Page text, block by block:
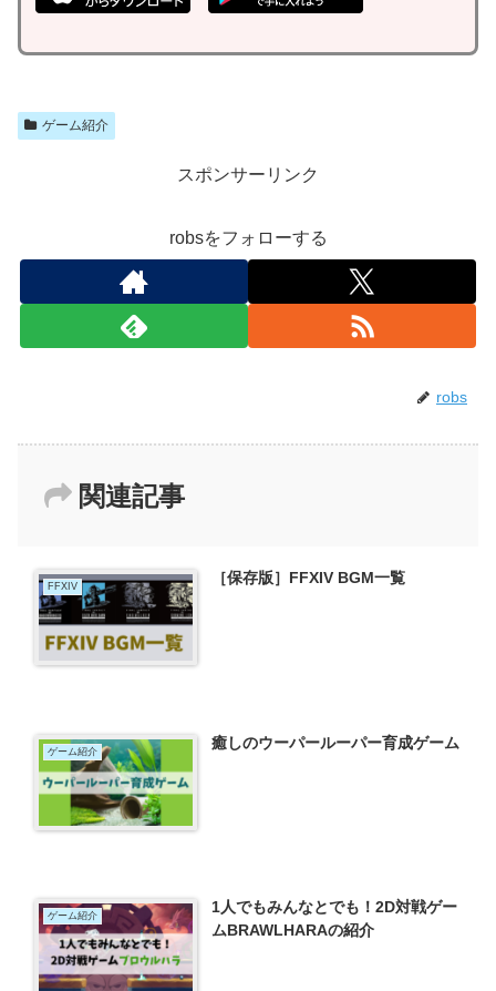
ゲーム紹介
スポンサーリンク
robsをフォローする
robs
関連記事
FFXIV ［保存版］FFXIV BGM一覧
ゲーム紹介 癒しのウーパールーパー育成ゲーム
ゲーム紹介
1人でもみんなとでも！2D対戦ゲー
ムBRAWLHARAの紹介